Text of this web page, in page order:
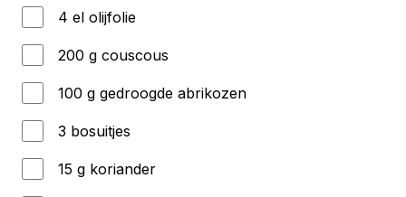
4 el olijfolie
200 g couscous
100 g gedroogde abrikozen
3 bosuitjes
15 g koriander